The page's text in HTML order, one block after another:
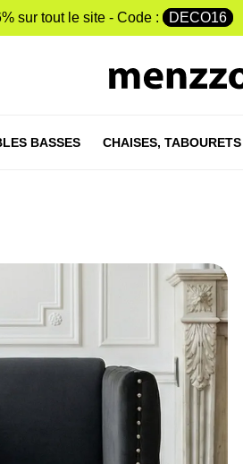
sur tout le site - Code : DECO16
BASSES CHAISES, TABOURETS